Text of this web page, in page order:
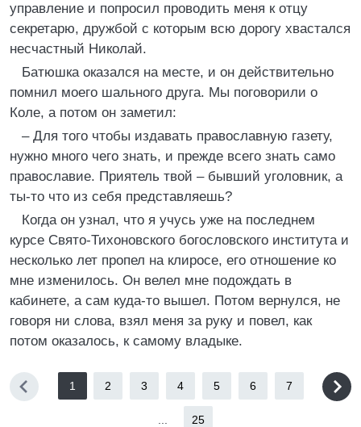
управление и попросил проводить меня к отцу
секретарю, дружбой с которым всю дорогу хвастался
несчастный Николай.
Батюшка оказался на месте, и он действительно
помнил моего шального друга. Мы поговорили о
Коле, а потом он заметил:
– Для того чтобы издавать православную газету,
нужно много чего знать, и прежде всего знать само
православие. Приятель твой – бывший уголовник, а
ты-то что из себя представляешь?
Когда он узнал, что я учусь уже на последнем
курсе Свято-Тихоновского богословского института и
несколько лет пропел на клиросе, его отношение ко
мне изменилось. Он велел мне подождать в
кабинете, а сам куда-то вышел. Потом вернулся, не
говоря ни слова, взял меня за руку и повел, как
потом оказалось, к самому владыке.
1 2 3 4 5 6 7
25